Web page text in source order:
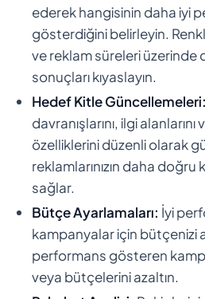
ederek hangisinin daha iyi
gösterdiğini belirleyin.
ve reklam süreleri üzerinde
sonuçları kıyaslayın.
Hedef Kitle Güncellemeleri:
davranışlarını, ilgi
özelliklerini düzenli olarak
reklamlarınızın daha doğru
sağlar.
Bütçe Ayarlamaları: İyi
kampanyalar için bütçenizi
performans gösteren
veya bütçelerini azaltın.